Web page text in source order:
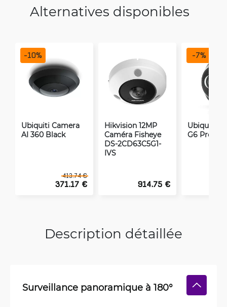
Alternatives disponibles
Ubiquiti Camera
AI 360 Black
413.74 €
371.17 €
-10%
Hikvision 12MP
Caméra Fisheye
DS-2CD63C5G1-
IVS
914.75 €
Ubiquiti
G6 Pro
-7%
Description détaillée
Surveillance panoramique à 180°